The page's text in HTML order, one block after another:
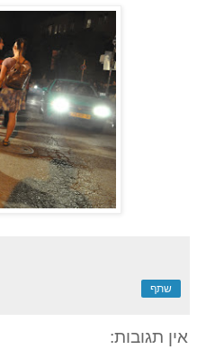
שתף
אין תגובות: